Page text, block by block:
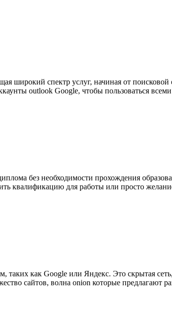
широкий спектр услуг, начиная от
outlook Google, чтобы пользоваться
без необходимости прохождения
квалификацию для работы или просто
как Google или Яндекс. Это скрытая
сайтов, волна onion которые предлагают